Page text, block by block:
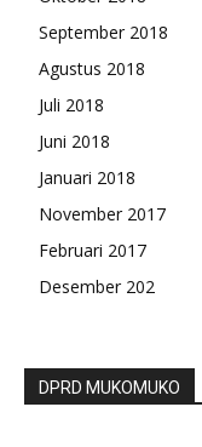
September 2018
Agustus 2018
Juli 2018
Juni 2018
Januari 2018
November 2017
Februari 2017
Desember 202
DPRD MUKOMUKO